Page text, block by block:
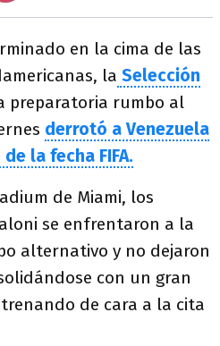
en la cima de las
la Selección
preparatoria rumbo al
derrotó a Venezuela
la fecha FIFA.
de Miami, los
se enfrentaron a la
alternativo y no dejaron
con un gran
de cara a la cita